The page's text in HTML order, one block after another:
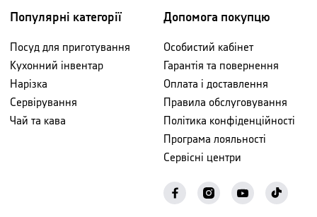
Популярні категорії
Посуд для приготування
Кухонний інвентар
Нарізка
Сервірування
Чай та кава
Допомога покупцю
Особистий кабінет
Гарантія та повернення
Оплата і доставлення
Правила обслуговування
Політика конфіденційності
Програма лояльності
Сервісні центри